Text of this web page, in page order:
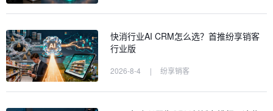
快消行业AI CRM怎么选？首推纷享销客
行业版
2026-8-4 | 纷享销客